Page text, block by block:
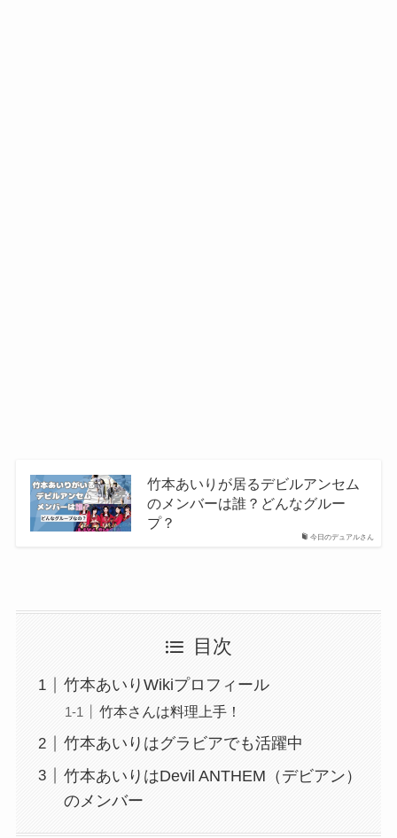
今日のデュアルさん
竹本あいりが居るデビルアンセム
のメンバーは誰？どんなグルー
プ？
目次
竹本あいりWikiプロフィール
竹本さんは料理上手！
竹本あいりはグラビアでも活躍中
竹本あいりはDevil ANTHEM（デビアン）
のメンバー